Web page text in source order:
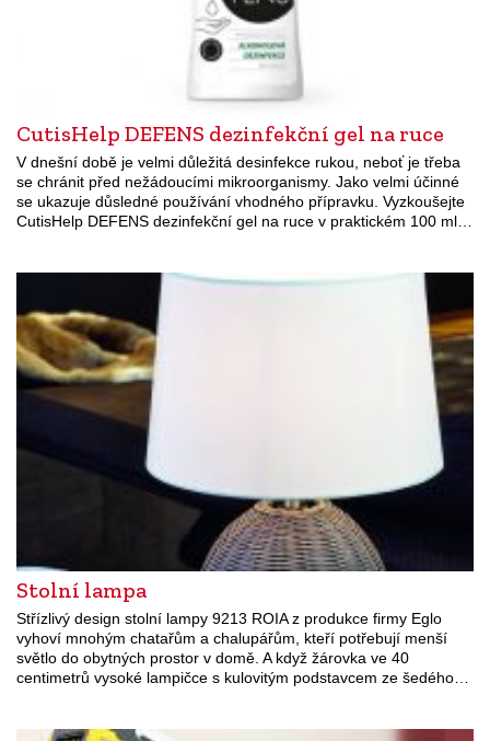
CutisHelp DEFENS dezinfekční gel na ruce
V dnešní době je velmi důležitá desinfekce rukou, neboť je třeba
se chránit před nežádoucími mikroorganismy. Jako velmi účinné
se ukazuje důsledné používání vhodného přípravku. Vyzkoušejte
CutisHelp DEFENS dezinfekční gel na ruce v praktickém 100 ml…
Stolní lampa
Střízlivý design stolní lampy 9213 ROIA z produkce firmy Eglo
vyhoví mnohým chatařům a chalupářům, kteří potřebují menší
světlo do obytných prostor v domě. A když žárovka ve 40
centimetrů vysoké lampičce s kulovitým podstavcem ze šedého…